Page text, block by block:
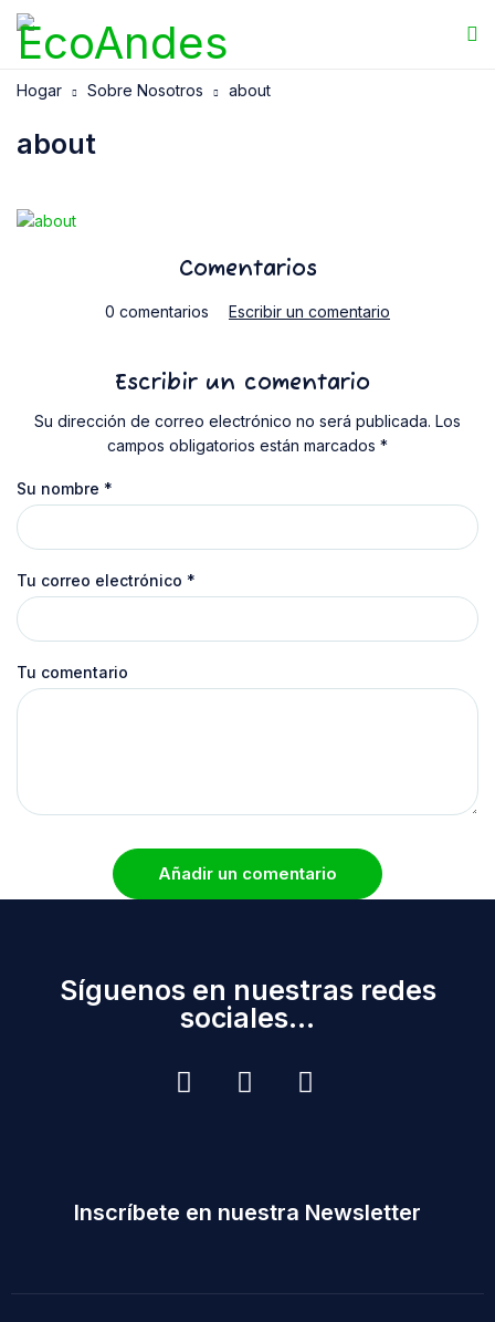
about
Hogar Sobre Nosotros about
Comentarios
0 comentarios Escribir un comentario
Escribir un comentario
Su dirección de correo electrónico no será publicada. Los
campos obligatorios están marcados *
Su nombre *
Tu correo electrónico *
Tu comentario
Añadir un comentario
Síguenos en nuestras redes
sociales...
Inscríbete en nuestra Newsletter